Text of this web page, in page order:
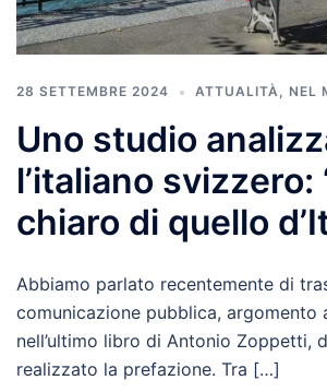
28 SETTEMBRE 2024 ATTUALITÀ, NEL
Uno studio
l’italiano svizzero:
chiaro di quello
Abbiamo parlato recentemente di
comunicazione pubblica, argomento
nell’ultimo libro di Antonio Zoppetti,
realizzato la prefazione. Tra […]